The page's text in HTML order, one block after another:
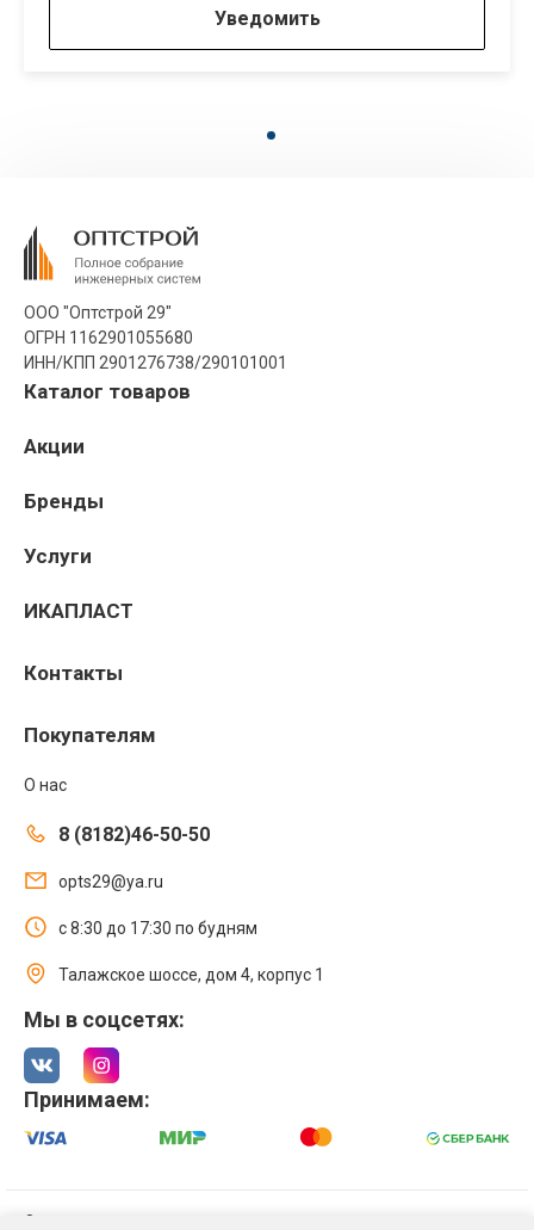
Уведомить
ООО "Оптстрой 29"
ОГРН 1162901055680
ИНН/КПП 2901276738/290101001
Каталог товаров
Акции
Бренды
Услуги
ИКАПЛАСТ
Контакты
Покупателям
О нас
8 (8182)46-50-50
opts29@ya.ru
с 8:30 до 17:30 по будням
Талажское шоссе, дом 4, корпус 1
Мы в соцсетях:
Принимаем: